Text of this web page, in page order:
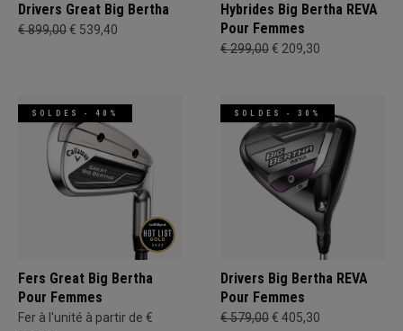
Drivers Great Big Bertha
€ 899,00€ 539,40
Hybrides Big Bertha REVA
Pour Femmes
€ 299,00€ 209,30
SOLDES - 40%
Fers Great Big Bertha
Pour Femmes
Fer à l'unité à partir de €
SOLDES - 30%
Drivers Big Bertha REVA
Pour Femmes
€ 579,00€ 405,30